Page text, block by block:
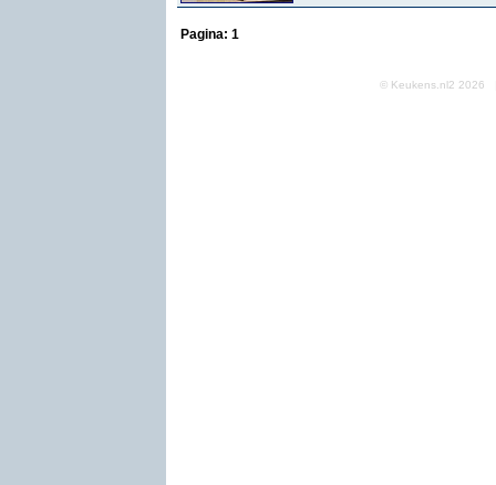
Pagina: 1
© Keukens.nl2